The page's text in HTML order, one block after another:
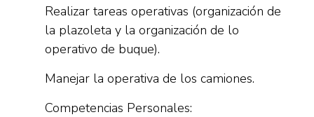
Realizar tareas operativas (organización de
la plazoleta y la organización de lo
operativo de buque).
Manejar la operativa de los camiones.
Competencias Personales: